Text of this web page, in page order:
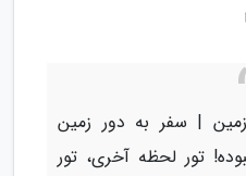
| سفر به دور زمین
تور لحظه آخری، تور